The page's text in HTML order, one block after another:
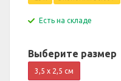
Есть на складе
Выберите размер
3,5 х 2,5 см